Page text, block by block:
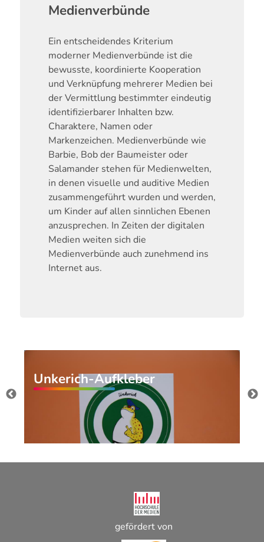
Medienverbünde
Ein entscheidendes Kriterium
moderner Medienverbünde ist die
bewusste, koordinierte Kooperation
und Verknüpfung mehrerer Medien bei
der Vermittlung bestimmter eindeutig
identifizierbarer Inhalten bzw.
Charaktere, Namen oder
Markenzeichen. Medienverbünde wie
Barbie, Bob der Baumeister oder
Salamander stehen für Medienwelten,
in denen visuelle und auditive Medien
zusammengeführt wurden und werden,
um Kinder auf allen sinnlichen Ebenen
anzusprechen. In Zeiten der digitalen
Medien weiten sich die
Medienverbünde auch zunehmend ins
Internet aus.
Unkerich-Aufkleber
gefördert von